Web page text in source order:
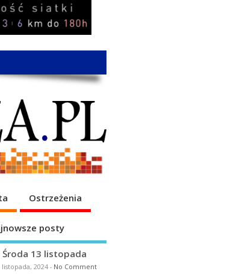
Ostrzeżenia
posty
Środa 13 listopada
listopada, 2024- No Comment